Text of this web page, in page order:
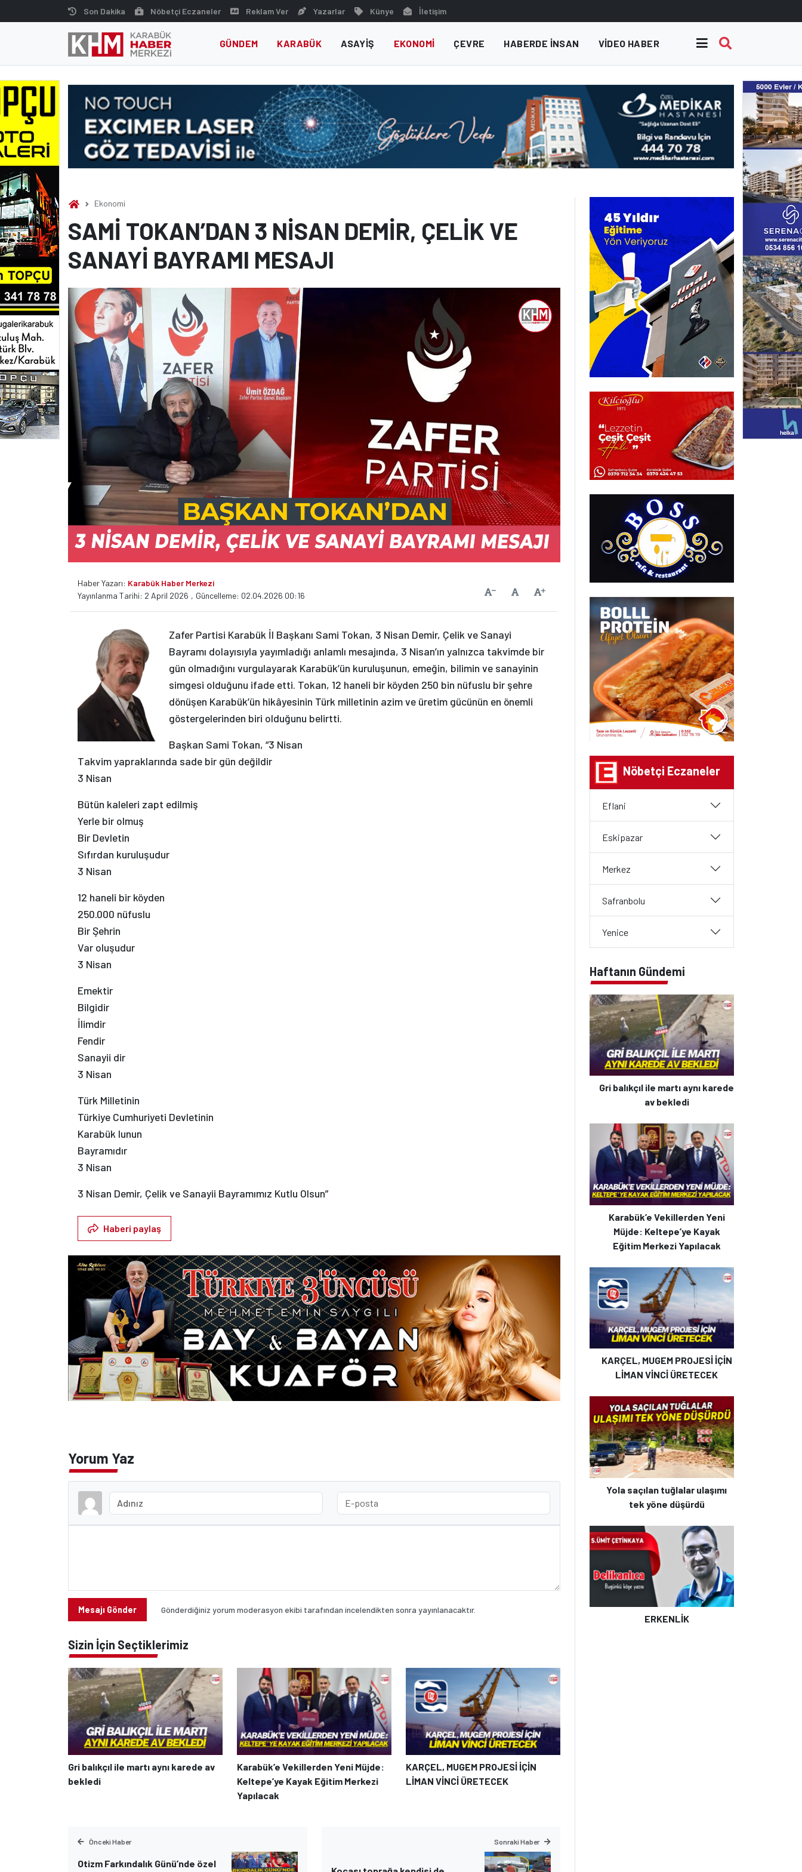
to
Son Dakika Nöbetçi Eczaneler Reklam Ver Yazarlar Künye İletişim
GÜNDEM KARABÜK ASAYIŞ EKONOMI ÇEVRE HABERDE INSAN VIDEO HABER
Ekonomi
SAMİ TOKAN’DAN 3 NİSAN DEMİR, ÇELİK VE
SANAYİ BAYRAMI MESAJI
Haber Yazarı: Karabük Haber Merkezi
Yayınlanma Tarihi: 2 April 2026 , Güncelleme: 02.04.2026 00:16 Yazıyı KüçültVarsayılanYazıyı Büyüt
Zafer Partisi Karabük İl Başkanı Sami Tokan, 3 Nisan Demir, Çelik ve Sanayi
Bayramı dolayısıyla yayımladığı anlamlı mesajında, 3 Nisan’ın yalnızca takvimde bir
gün olmadığını vurgulayarak Karabük’ün kuruluşunun, emeğin, bilimin ve sanayinin
simgesi olduğunu ifade etti. Tokan, 12 haneli bir köyden 250 bin nüfuslu bir şehre
dönüşen Karabük’ün hikâyesinin Türk milletinin azim ve üretim gücünün en önemli
göstergelerinden biri olduğunu belirtti.
Başkan Sami Tokan, “3 Nisan
Takvim yapraklarında sade bir gün değildir
3 Nisan
Bütün kaleleri zapt edilmiş
Yerle bir olmuş
Bir Devletin
Sıfırdan kuruluşudur
3 Nisan
12 haneli bir köyden
250.000 nüfuslu
Bir Şehrin
Var oluşudur
3 Nisan
Emektir
Bilgidir
İlimdir
Fendir
Sanayii dir
3 Nisan
Türk Milletinin
Türkiye Cumhuriyeti Devletinin
Karabük lunun
Bayramıdır
3 Nisan
3 Nisan Demir, Çelik ve Sanayii Bayramımız Kutlu Olsun”
Haberi paylaş
Yorum Yaz
Mesajı Gönder Gönderdiğiniz yorum moderasyon ekibi tarafından incelendikten sonra yayınlanacaktır.
Sizin İçin Seçtiklerimiz
Gri balıkçıl ile martı aynı karede av
bekledi
Karabük’e Vekillerden Yeni Müjde:
Keltepe’ye Kayak Eğitim Merkezi
Yapılacak
KARÇEL, MUGEM PROJESİ İÇİN
LİMAN VİNCİ ÜRETECEK
Önceki Haber
Otizm Farkındalık Günü’nde özel
Sonraki Haber
Nöbetçi Eczaneler
Eflani
Eskipazar
Merkez
Safranbolu
Yenice
Haftanın Gündemi
Gri balıkçıl ile martı aynı karede
av bekledi
Karabük’e Vekillerden Yeni
Müjde: Keltepe’ye Kayak
Eğitim Merkezi Yapılacak
KARÇEL, MUGEM PROJESİ İÇİN
LİMAN VİNCİ ÜRETECEK
Yola saçılan tuğlalar ulaşımı
tek yöne düşürdü
ERKENLİK